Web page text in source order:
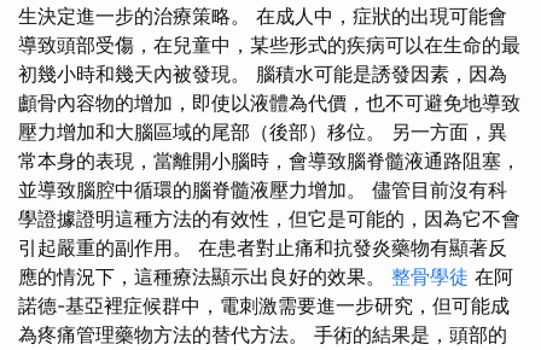
生決定進一步的治療策略。 在成人中，症狀的出現可能會
導致頭部受傷，在兒童中，某些形式的疾病可以在生命的最
初幾小時和幾天內被發現。 腦積水可能是誘發因素，因為
顱骨內容物的增加，即使以液體為代價，也不可避免地導致
壓力增加和大腦區域的尾部（後部）移位。 另一方面，異
常本身的表現，當離開小腦時，會導致腦脊髓液通路阻塞，
並導致腦腔中循環的腦脊髓液壓力增加。 儘管目前沒有科
學證據證明這種方法的有效性，但它是可能的，因為它不會
引起嚴重的副作用。 在患者對止痛和抗發炎藥物有顯著反
應的情況下，這種療法顯示出良好的效果。 整骨學徒 在阿
諾德-基亞裡症候群中，電刺激需要進一步研究，但可能成
為疼痛管理藥物方法的替代方法。 手術的結果是，頭部的